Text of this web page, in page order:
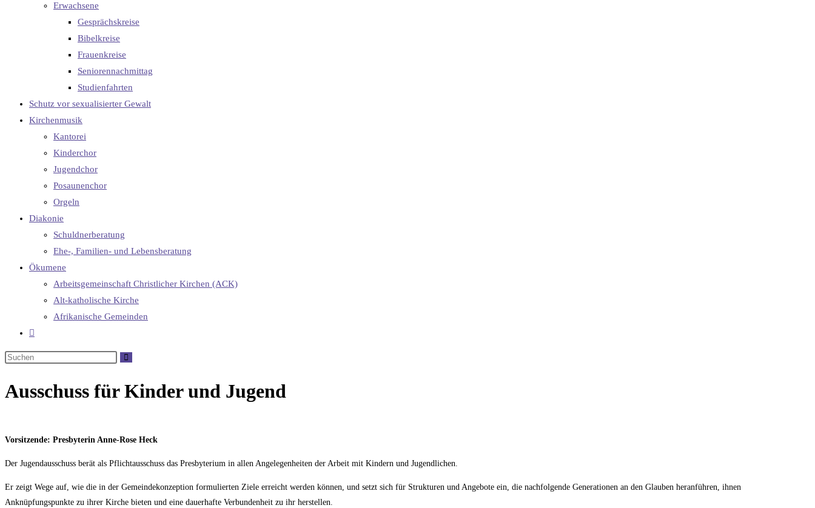
Erwachsene
Gesprächskreise
Bibelkreise
Frauenkreise
Seniorennachmittag
Studienfahrten
Schutz vor sexualisierter Gewalt
Kirchenmusik
Kantorei
Kinderchor
Jugendchor
Posaunenchor
Orgeln
Diakonie
Schuldnerberatung
Ehe-, Familien- und Lebensberatung
Ökumene
Arbeitsgemeinschaft Christlicher Kirchen (ACK)
Alt-katholische Kirche
Afrikanische Gemeinden
Ausschuss für Kinder und Jugend
Vorsitzende: Presbyterin Anne-Rose Heck
Der Jugendausschuss berät als Pflichtausschuss das Presbyterium in allen Angelegenheiten der Arbeit mit Kindern und Jugendlichen.
Er zeigt Wege auf, wie die in der Gemeindekonzeption formulierten Ziele erreicht werden können, und setzt sich für Strukturen und Angebote ein, die nachfolgende Generationen an den Glauben heranführen, ihnen
Anknüpfungspunkte zu ihrer Kirche bieten und eine dauerhafte Verbundenheit zu ihr herstellen.